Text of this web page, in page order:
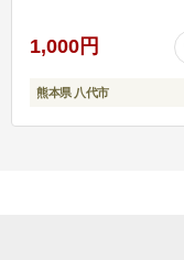
1,000円
熊本県 八代市